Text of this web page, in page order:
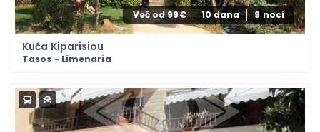
Već od 99€ 10 dana 9 noci
Kuća Kiparisiou
Tasos - Limenaria